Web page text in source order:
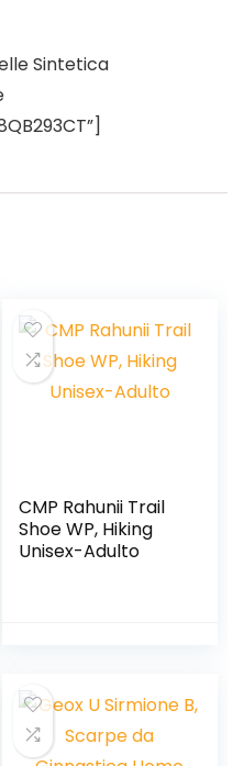
Sintetica
CMP Rahunii Trail
Shoe WP, Hiking
Unisex-Adulto